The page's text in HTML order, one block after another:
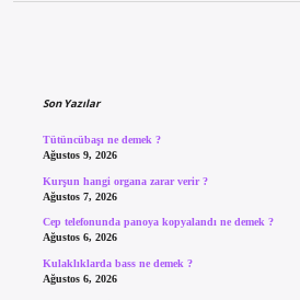
Son Yazılar
Tütüncübaşı ne demek ?
Ağustos 9, 2026
Kurşun hangi organa zarar verir ?
Ağustos 7, 2026
Cep telefonunda panoya kopyalandı ne demek ?
Ağustos 6, 2026
Kulaklıklarda bass ne demek ?
Ağustos 6, 2026